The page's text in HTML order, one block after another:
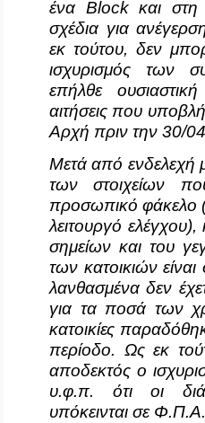
ένα Blockκαι στη
σχέδια για
εκ τούτου, δεν
ισχυρισμός των
επήλθε
αιτήσεις που
Αρχή πριν την 30/
Μετά από ενδελεχή
των στοιχείων
προσωπικό φάκελο
λειτουργό
σημείων και του
των κατοικιών
λανθασμένα δεν
για τα ποσά των
κατοικίες
περίοδο. Ως εκ
αποδεκτός ο
υ.φ.π. ότι οι
υπόκεινται σε Φ.Π.Α.